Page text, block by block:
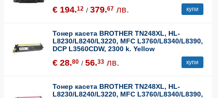
€ 194.12 / 379.67 лв. купи
Тонер касета BROTHER TN248XL, HL-
L8230/L8240/L3220, MFC L3760/L8340/L8390,
DCP L3560CDW, 2300 k. Yellow
€ 28.80 / 56.33 лв. купи
Тонер касета BROTHER TN248XL, HL-
L8230/L8240/L3220, MFC L3760/L8340/L8390,